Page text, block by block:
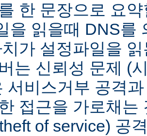
한 문장으로 요
을 읽을때 DNS를
가 설정파일을
는 신뢰성 문제 (
서비스거부 공격
접근을 가로채는
of service) 공